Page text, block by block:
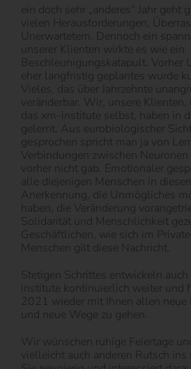
ein doch sehr „anderes“ Jahr geht
vielen Herausforderungen,
Unerwartetem. Dennoch ein
unserer Klienten wirkte es wie ein
Beschleunigungskatapult. Vorher
eher langfristig geplantes wurde
Vieles, das über Jahrzehnte
veränderbar. Wir, unsere Klienten,
das xm-institute selbst, haben in
gelernt. Aus eurobiologischer
gesprochen spricht man ja von
Verbindungen zwischen
vorher nicht gab. Emotionaler
alle diejenigen Menschen in
Anerkennung, die Unmögliches
haben, die Veränderung
Solidarität und Menschlichkeit
Geschäftlichen, wie sich im
Menschen gilt diese Nachricht.
Stetigen Schrittes entwickeln auch
institute kontinuierlich weiter und
2021 wieder mit Ihnen allen neue
und neue Wege zu gehen.
Wir wünschen ruhige Feiertage
vielleicht auch anderen Rutsch ins